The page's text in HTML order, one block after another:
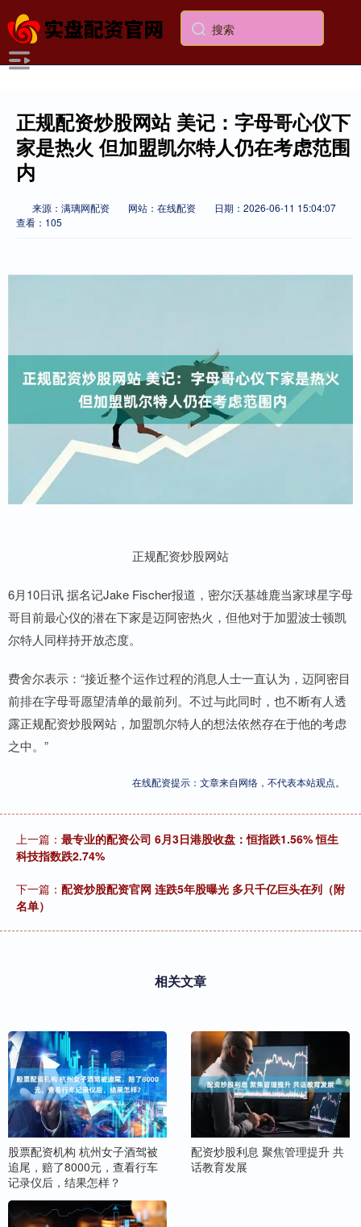
正规配资炒股网站 美记：字母哥心仪下
家是热火 但加盟凯尔特人仍在考虑范围
内
来源：满璃网配资 网站：在线配资
日期：2026-06-11 15:04:07
查看：105
正规配资炒股网站
6月10日讯 据名记Jake Fischer报道，密尔沃基雄鹿当家球星字母
哥目前最心仪的潜在下家是迈阿密热火，但他对于加盟波士顿凯
尔特人同样持开放态度。
费舍尔表示：“接近整个运作过程的消息人士一直认为，迈阿密目
前排在字母哥愿望清单的最前列。不过与此同时，也不断有人透
露正规配资炒股网站，加盟凯尔特人的想法依然存在于他的考虑
之中。”
在线配资提示：文章来自网络，不代表本站观点。
上一篇： 最专业的配资公司 6月3日港股收盘：恒指跌1.56% 恒生
科技指数跌2.74%
下一篇： 配资炒股配资官网 连跌5年股曝光 多只千亿巨头在列（附
名单）
相关文章
股票配资机构 杭州女子酒驾被
追尾，赔了8000元，查看行车
记录仪后，结果怎样？
配资炒股利息 聚焦管理提升 共
话教育发展